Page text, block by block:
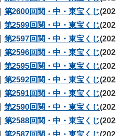
第2600回関・中・東宝くじ
第2599回関・中・東宝くじ
第2597回関・中・東宝くじ
第2596回関・中・東宝くじ
第2595回関・中・東宝くじ
第2592回関・中・東宝くじ
第2591回関・中・東宝くじ
第2590回関・中・東宝くじ
第2588回関・中・東宝くじ
第2587回関・中・東宝くじ